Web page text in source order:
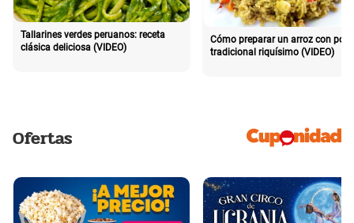
Tallarines verdes peruanos: receta
clásica deliciosa (VIDEO)
Cómo preparar un arroz con pollo
tradicional riquísimo (VIDEO)
Ofertas